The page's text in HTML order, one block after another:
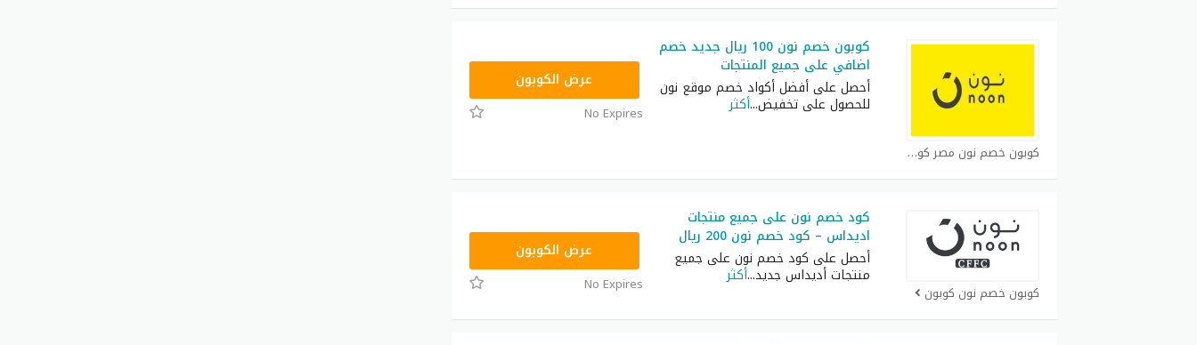
كوبون خصم نون مصر كوبون
كوبون خصم نون 100 ريال جديد خصم
اضافي على جميع المنتجات
أحصل على أفضل أكواد خصم موقع نون
للحصول على تخفيض...أكثر
RRF24عرض الكوبون
No Expires
كوبون خصم نون كوبون
كود خصم نون على جميع منتجات
اديداس – كود خصم نون 200 ريال
أحصل على كود خصم نون على جميع
منتجات أديداس جديد...أكثر
عرض الكوبون
No Expires